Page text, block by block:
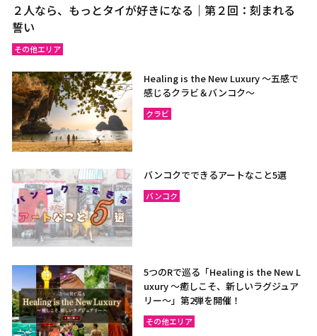
２人なら、もっとタイが好きになる｜第２回：刻まれる
誓い
その他エリア
Healing is the New Luxury ～五感で
感じるクラビ＆バンコク～
クラビ
バンコクでできるアートなこと5選
バンコク
5つのRで巡る「Healing is the New L
uxury ～癒しこそ、新しいラグジュア
リー〜」第2弾を開催！
その他エリア